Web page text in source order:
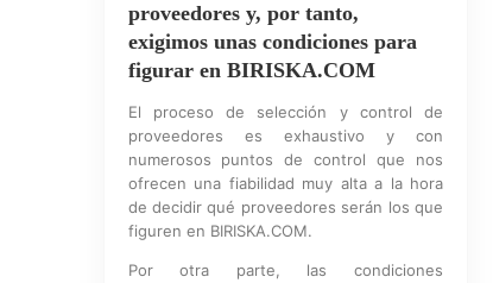
proveedores y, por tanto,
exigimos unas condiciones para
figurar en BIRISKA.COM
El proceso de selección y control de
proveedores es exhaustivo y con
numerosos puntos de control que nos
ofrecen una fiabilidad muy alta a la hora
de decidir qué proveedores serán los que
figuren en BIRISKA.COM.
Por otra parte, las condiciones